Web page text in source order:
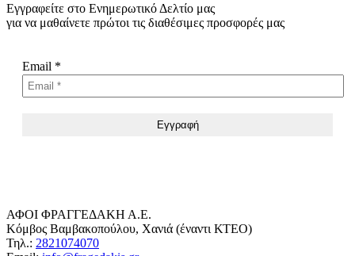
Εγγραφείτε στο Ενημερωτικό Δελτίο μας
για να μαθαίνετε πρώτοι τις διαθέσιμες προσφορές μας
Email *
ΑΦΟΙ ΦΡΑΓΓΕΔΑΚΗ Α.Ε.
Κόμβος Βαμβακοπούλου, Χανιά (έναντι ΚΤΕΟ)
Τηλ.: 2821074070